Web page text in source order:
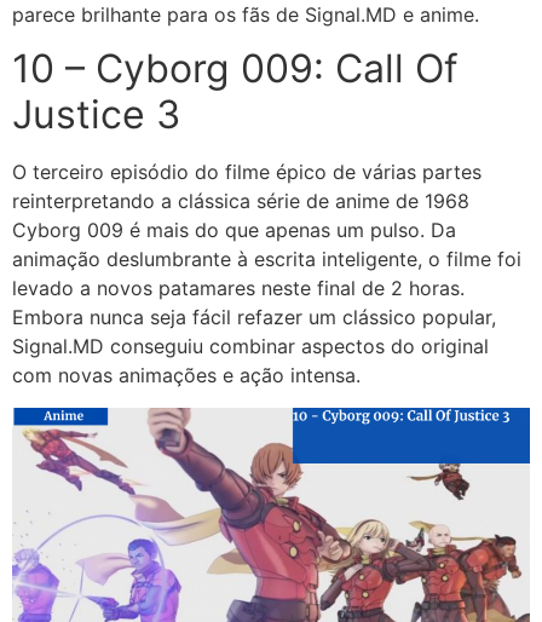
parece brilhante para os fãs de Signal.MD e anime.
10 – Cyborg 009: Call Of
Justice 3
O terceiro episódio do filme épico de várias partes
reinterpretando a clássica série de anime de 1968
Cyborg 009 é mais do que apenas um pulso. Da
animação deslumbrante à escrita inteligente, o filme foi
levado a novos patamares neste final de 2 horas.
Embora nunca seja fácil refazer um clássico popular,
Signal.MD conseguiu combinar aspectos do original
com novas animações e ação intensa.